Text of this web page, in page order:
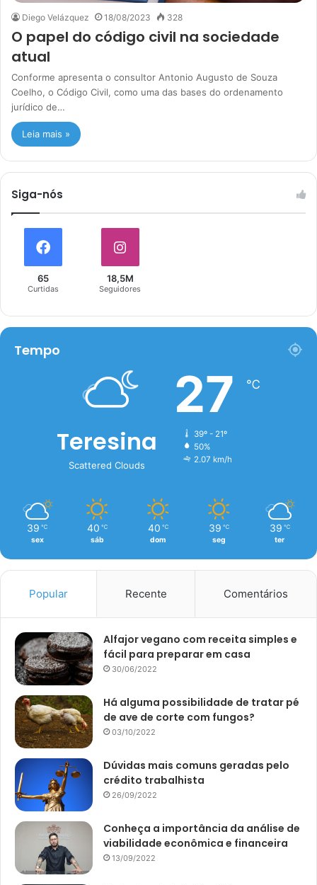
Diego Velázquez 18/08/2023 328
O papel do código civil na sociedade
atual
Conforme apresenta o consultor Antonio Augusto de Souza
Coelho, o Código Civil, como uma das bases do ordenamento
jurídico de…
Leia mais »
Siga-nós
65
Curtidas
18,5M
Seguidores
Tempo
Teresina
Scattered Clouds
27 ℃
39º - 21º
50%
2.07 km/h
39 ℃
sex
40 ℃
sáb
40 ℃
dom
39 ℃
seg
39 ℃
ter
Popular Recente Comentários
Alfajor vegano com receita simples e
fácil para preparar em casa
30/06/2022
Há alguma possibilidade de tratar pé
de ave de corte com fungos?
03/10/2022
Dúvidas mais comuns geradas pelo
crédito trabalhista
26/09/2022
Conheça a importância da análise de
viabilidade econômica e financeira
13/09/2022